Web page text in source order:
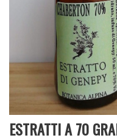
ESTRATTI A 70